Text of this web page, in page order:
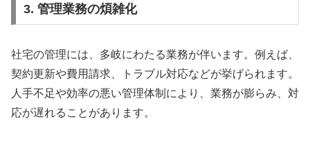
3. 管理業務の煩雑化
社宅の管理には、多岐にわたる業務が伴います。例えば、
契約更新や費用請求、トラブル対応などが挙げられます。
人手不足や効率の悪い管理体制により、業務が膨らみ、対
応が遅れることがあります。